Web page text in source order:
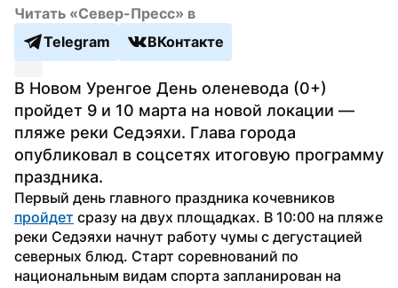
Читать «Север-Пресс» в
Telegram
ВКонтакте
В Новом Уренгое День оленевода (0+)
пройдет 9 и 10 марта на новой локации —
пляже реки Седэяхи. Глава города
опубликовал в соцсетях итоговую программу
праздника.
пройдет сразу на двух площадках. В 10:00 на пляже
реки Седэяхи начнут работу чумы с дегустацией
северных блюд. Старт соревнований по
национальным видам спорта запланирован на